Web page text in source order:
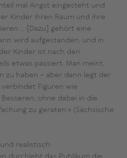
mal Angst eingesteht und
Kinder ihren Raum und ihre
… [Dazu] gehört eine
wird aufgestanden, und in
Kinder ist nach den
etwas passiert. Man meint,
zu haben – aber dann legt der
Figuren wie
ohne dabei in die
zu geraten.» (Sächsische
realistisch